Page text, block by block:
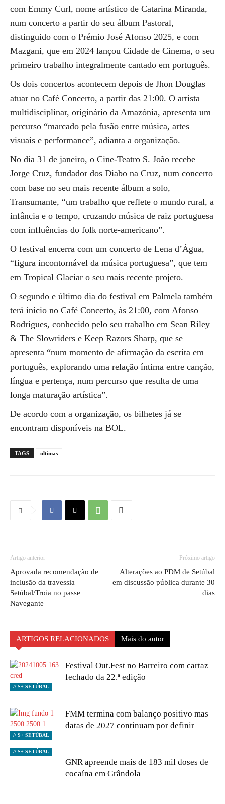
com Emmy Curl, nome artístico de Catarina Miranda,
num concerto a partir do seu álbum Pastoral,
distinguido com o Prémio José Afonso 2025, e com
Mazgani, que em 2024 lançou Cidade de Cinema, o seu
primeiro trabalho integralmente cantado em português.
Os dois concertos acontecem depois de Jhon Douglas
atuar no Café Concerto, a partir das 21:00. O artista
multidisciplinar, originário da Amazónia, apresenta um
percurso “marcado pela fusão entre música, artes
visuais e performance”, adianta a organização.
No dia 31 de janeiro, o Cine-Teatro S. João recebe
Jorge Cruz, fundador dos Diabo na Cruz, num concerto
com base no seu mais recente álbum a solo,
Transumante, “um trabalho que reflete o mundo rural, a
infância e o tempo, cruzando música de raiz portuguesa
com influências do folk norte-americano”.
O festival encerra com um concerto de Lena d’Água,
“figura incontornável da música portuguesa”, que tem
em Tropical Glaciar o seu mais recente projeto.
O segundo e último dia do festival em Palmela também
terá início no Café Concerto, às 21:00, com Afonso
Rodrigues, conhecido pelo seu trabalho em Sean Riley
& The Slowriders e Keep Razors Sharp, que se
apresenta “num momento de afirmação da escrita em
português, explorando uma relação íntima entre canção,
língua e pertença, num percurso que resulta de uma
longa maturação artística”.
De acordo com a organização, os bilhetes já se
encontram disponíveis na BOL.
TAGS ultimas
Artigo anterior
Aprovada recomendação de
inclusão da travessia
Setúbal/Troia no passe
Navegante
Próximo artigo
Alterações ao PDM de Setúbal
em discussão pública durante 30
dias
ARTIGOS RELACIONADOS Mais do autor
// S+ SETÚBAL
Festival Out.Fest no Barreiro com cartaz
fechado da 22.ª edição
// S+ SETÚBAL
FMM termina com balanço positivo mas
datas de 2027 continuam por definir
// S+ SETÚBAL
GNR apreende mais de 183 mil doses de
cocaína em Grândola